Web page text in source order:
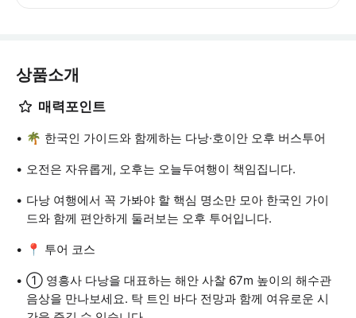
상품소개
매력포인트
🌴 한국인 가이드와 함께하는 다낭·호이안 오후 버스투어
오전은 자유롭게, 오후는 오늘두여행이 책임집니다.
다낭 여행에서 꼭 가봐야 할 핵심 명소만 모아 한국인 가이
드와 함께 편안하게 둘러보는 오후 투어입니다.
📍 투어 코스
① 영흥사 다낭을 대표하는 해안 사찰 67m 높이의 해수관
음상을 만나보세요. 탁 트인 바다 전망과 함께 여유로운 시